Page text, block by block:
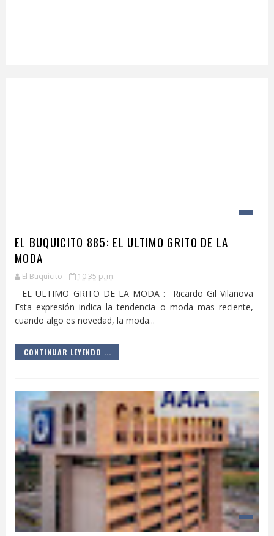
EL BUQUICITO 885: EL ULTIMO GRITO DE LA
MODA
El Buquìcito 10:35 p. m.
EL ULTIMO GRITO DE LA MODA : Ricardo Gil Vilanova
Esta expresión indica la tendencia o moda mas reciente,
cuando algo es novedad, la moda...
CONTINUAR LEYENDO ...